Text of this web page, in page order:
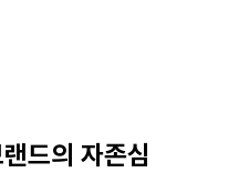
드의 자존심